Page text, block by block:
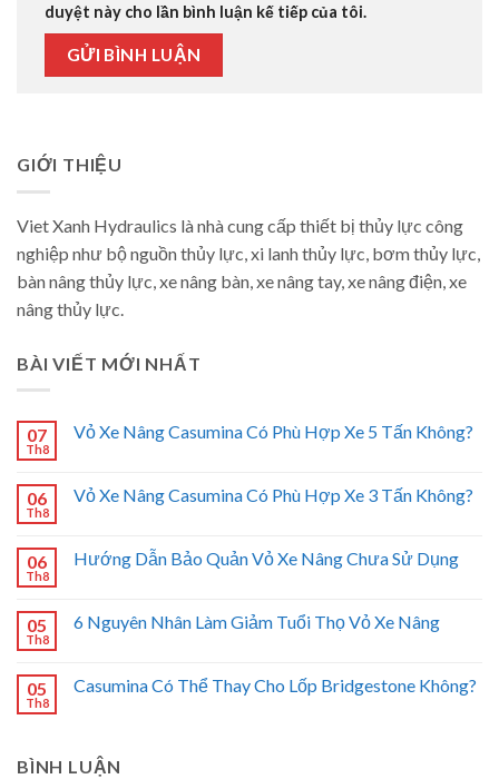
duyệt này cho lần bình luận kế tiếp của tôi.
GIỚI THIỆU
Viet Xanh Hydraulics là nhà cung cấp thiết bị thủy lực công
nghiệp như bộ nguồn thủy lực, xi lanh thủy lực, bơm thủy lực,
bàn nâng thủy lực, xe nâng bàn, xe nâng tay, xe nâng điện, xe
nâng thủy lực.
BÀI VIẾT MỚI NHẤT
07
Th8
Vỏ Xe Nâng Casumina Có Phù Hợp Xe 5 Tấn Không?
06
Th8
Vỏ Xe Nâng Casumina Có Phù Hợp Xe 3 Tấn Không?
06
Th8
Hướng Dẫn Bảo Quản Vỏ Xe Nâng Chưa Sử Dụng
05
Th8
6 Nguyên Nhân Làm Giảm Tuổi Thọ Vỏ Xe Nâng
05
Th8
Casumina Có Thể Thay Cho Lốp Bridgestone Không?
BÌNH LUẬN